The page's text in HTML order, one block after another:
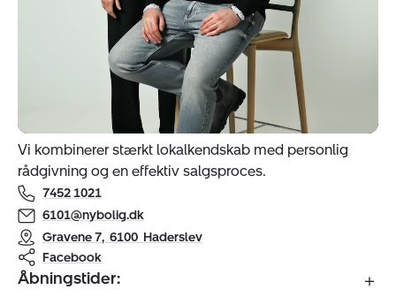
Indehavere
af
ejendomsmægler
Nybolig
Haderslev
Vi kombinerer stærkt lokalkendskab med personlig
rådgivning og en effektiv salgsproces.
7452 1021
6101@nybolig.dk
Gravene 7, 6100 Haderslev
Facebook
Åbningstider: